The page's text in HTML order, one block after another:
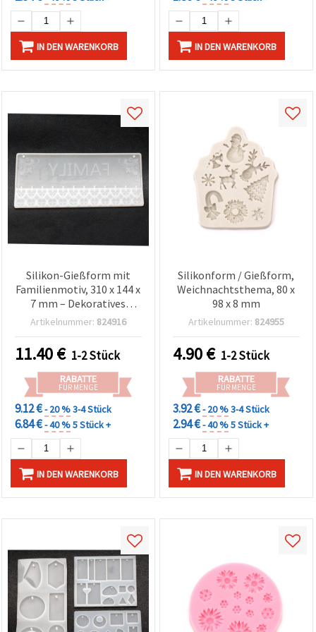
Polymer Clay, Seife
IN DEN WARENKORB IN DEN WARENKORB
Silikon-Gießform mit
Familienmotiv, 310 x 144 x
7 mm – Dekoratives
„Family“-Schild mit
Heimdeko & Basteln
Artikelnummer: 824916
11.40€ 1-2 Stück
RABATTE
FÜR MENGE
9.12 €- 20 %3-4 Stück
6.84 €- 40 %5 Stück +
IN DEN WARENKORB
Silikonform / Gießform,
Weichnachtsthema, 80 x
98 x 8 mm
Artikelnummer: 824955
4.90€ 1-2 Stück
RABATTE
FÜR MENGE
3.92 €- 20 %3-4 Stück
2.94 €- 40 %5 Stück +
IN DEN WARENKORB